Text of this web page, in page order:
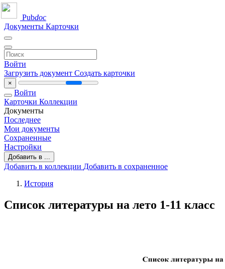
Pubdoc
Документы Карточки
Войти
Загрузить документ Создать карточки
×
Войти
Карточки Коллекции
Документы
Последнее
Мои документы
Сохраненные
Настройки
Добавить в ...
Добавить в коллекции Добавить в сохраненное
История
Список литературы на лето 1-11 класс